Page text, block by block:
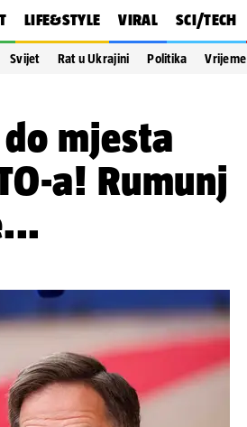
LIFE&STYLE VIRAL SCI/TECH
Svijet Rat u Ukrajini Politika Vrijeme
mjesta
a! Rumunj